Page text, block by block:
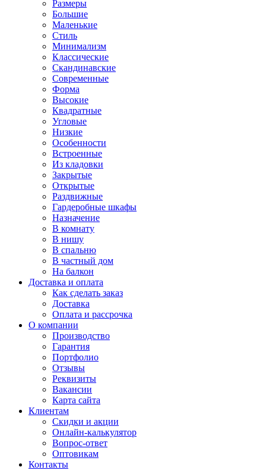
Размеры
Большие
Маленькие
Стиль
Минимализм
Классические
Скандинавские
Современные
Форма
Высокие
Квадратные
Угловые
Низкие
Особенности
Встроенные
Из кладовки
Закрытые
Открытые
Раздвижные
Гардеробные шкафы
Назначение
В комнату
В нишу
В спальню
В частный дом
На балкон
Доставка и оплата
Как сделать заказ
Доставка
Оплата и рассрочка
О компании
Производство
Гарантия
Портфолио
Отзывы
Реквизиты
Вакансии
Карта сайта
Клиентам
Скидки и акции
Онлайн-калькулятор
Вопрос-ответ
Оптовикам
Контакты